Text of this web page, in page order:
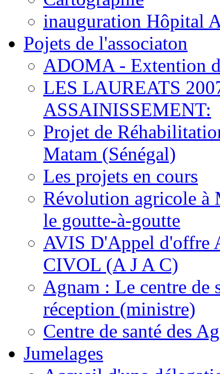
inauguration Hôpital
Pojets de l'associaton
ADOMA - Extention
LES LAUREATS
ASSAINISSEMENT:
Projet de
Matam (Sénégal)
Les projets en cours
Révolution agricole à
le goutte-à-goutte
AVIS D'Appel d'offre
CIVOL (A J A C)
Agnam : Le centre de
réception (ministre)
Centre de santé des
Jumelages